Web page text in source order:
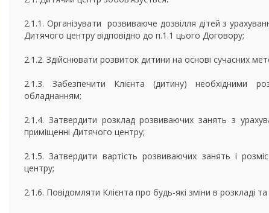
2.1.1. Організувати розвиваюче дозвілля дітей з
Дитячого центру відповідно до п.1.1 цього Договору;
2.1.2. Здійснювати розвиток дитини на основі сучасних
2.1.3. Забезпечити Клієнта (дитину) необхідними
обладнанням;
2.1.4. Затвердити розклад розвиваючих занять з
приміщенні Дитячого центру;
2.1.5. Затвердити вартість розвиваючих занять і
центру;
2.1.6. Повідомляти Клієнта про будь-які зміни в розкладі та